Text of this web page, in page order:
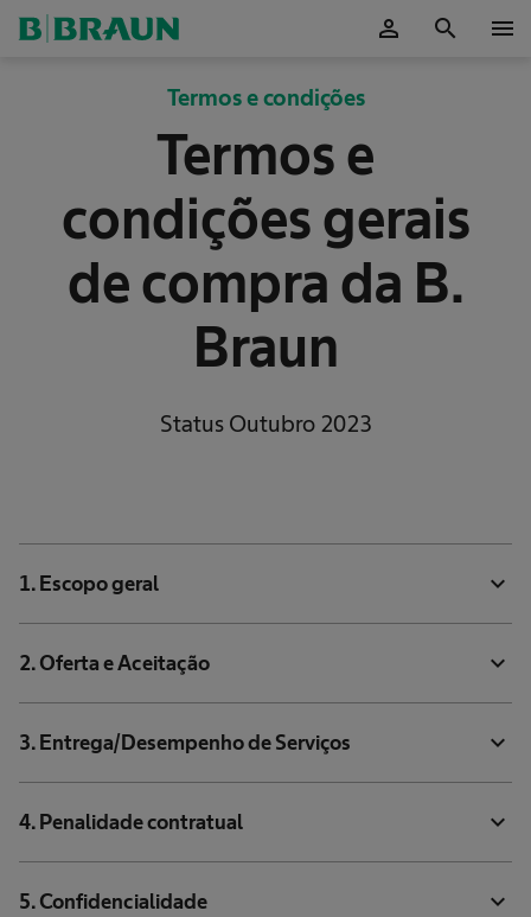
person search menu
Termos e condições
Termos e
condições gerais
de compra da B.
Braun
Status Outubro 2023
1. Escopo geral expand_more
2. Oferta e Aceitação expand_more
3. Entrega/Desempenho de Serviços expand_more
4. Penalidade contratual expand_more
5. Confidencialidade expand_more